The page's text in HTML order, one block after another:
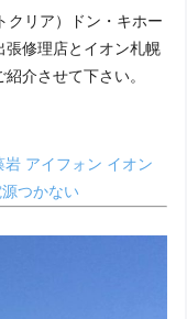
クリア）ドン・キホー
張修理店とイオン札幌
介させて下さい。
岩 アイフォン イオン
源つかない